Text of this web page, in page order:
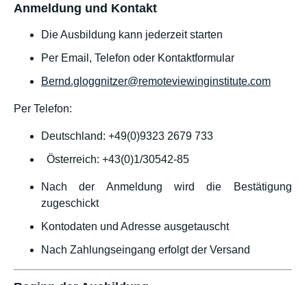
Anmeldung und Kontakt
Die Ausbildung kann jederzeit starten
Per Email, Telefon oder Kontaktformular
Bernd.gloggnitzer@remoteviewinginstitute.com
Per Telefon:
Deutschland: +49(0)9323 2679 733
Österreich: +43(0)1/30542-85
Nach der Anmeldung wird die Bestätigung
zugeschickt
Kontodaten und Adresse ausgetauscht
Nach Zahlungseingang erfolgt der Versand